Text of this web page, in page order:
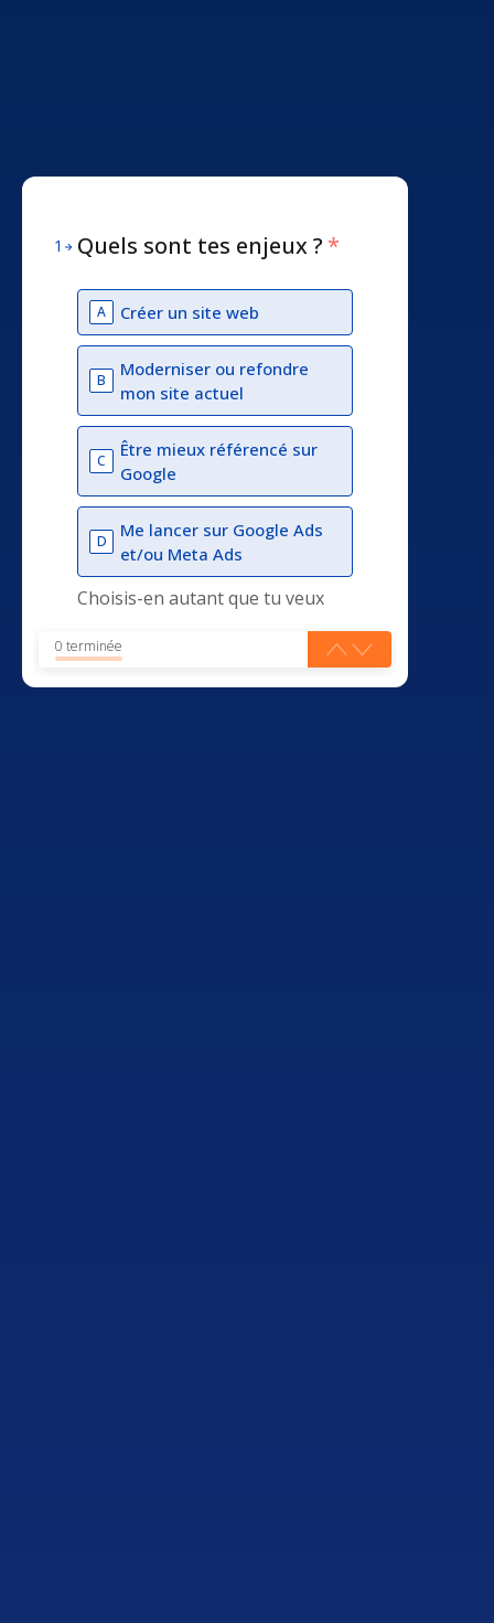
1 Quels sont tes enjeux ? *
A Créer un site web
B
Moderniser ou refondre
mon site actuel
C
Être mieux référencé sur
Google
D
Me lancer sur Google Ads
et/ou Meta Ads
Choisis-en autant que tu veux
0 terminée